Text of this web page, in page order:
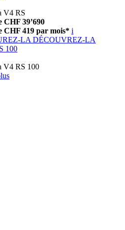
V4 RS
CHF 39’690
CHF 419 par mois* i
LA DÉCOUVREZ-LA
100
V4 RS 100